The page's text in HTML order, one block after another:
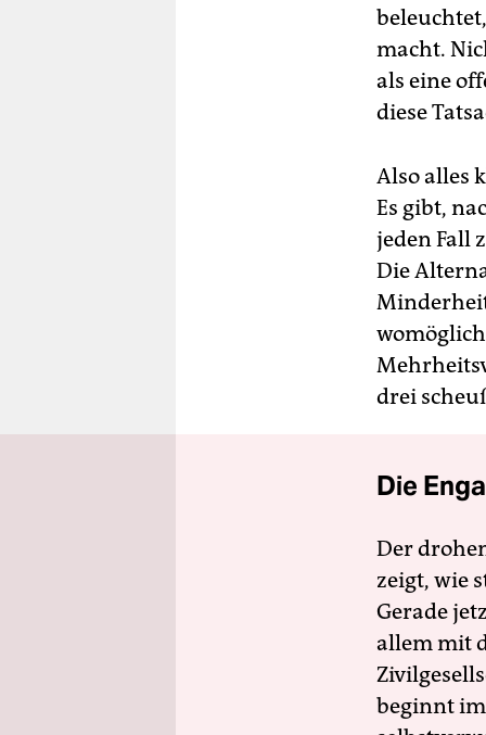
macht.
als eine
diese
Also alles
Es gibt,
jeden Fall
Die
drei
Die
Der
zeigt, wie
Gerade
allem mit
beginnt